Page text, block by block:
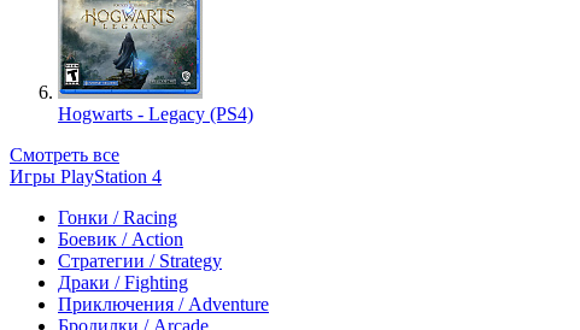
Hogwarts - Legacy (PS4)
Смотреть все
Игры PlayStation 4
Гонки / Racing
Боевик / Action
Стратегии / Strategy
Драки / Fighting
Приключения / Adventure
Бродилки / Arcade